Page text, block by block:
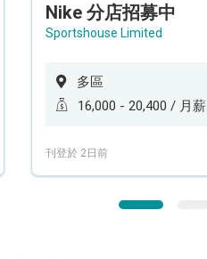
Nike 分店招募中
Sportshouse Limited
多區
16,000 - 20,400 / 月薪
刊登於 2日前